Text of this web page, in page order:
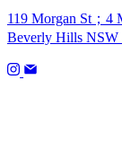
119 Morgan St；4
Beverly Hills NSW